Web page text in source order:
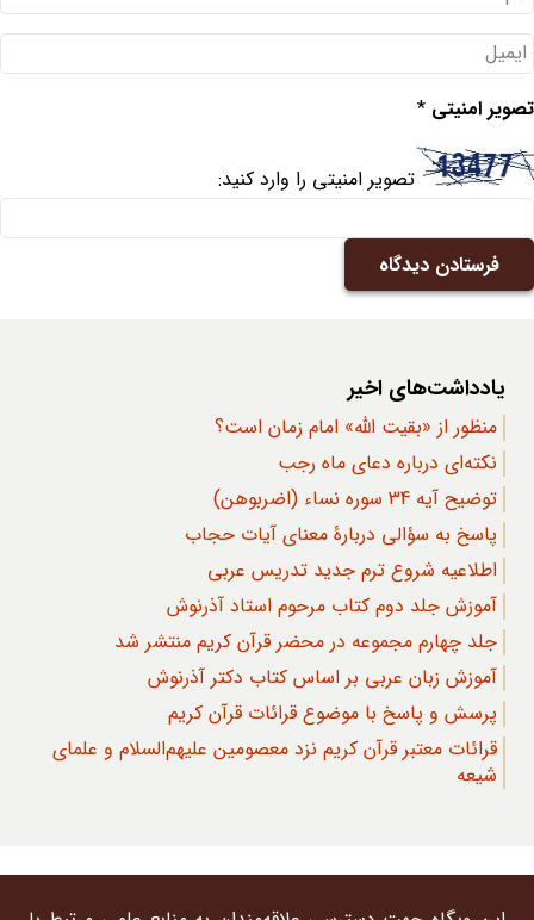
تصویر امنیتی *
تصویر امنیتی را وارد کنید:
فرستادن دیدگاه
یادداشت‌های اخیر
منظور از «بقیت الله» امام زمان است؟
نکته‌ای درباره دعای ماه رجب
توضیح آیه 34 سوره نساء (اضربوهن)
پاسخ به سؤالی دربارۀ معنای آیات حجاب
اطلاعیه شروع ترم جدید تدریس عربی
آموزش جلد دوم کتاب مرحوم استاد آذرنوش
جلد چهارم مجموعه در محضر قرآن کریم منتشر شد
آموزش زبان عربی بر اساس کتاب دکتر آذرنوش
پرسش و پاسخ با موضوع قرائات قرآن کریم
قرائات معتبر قرآن کریم نزد معصومین علیهم‌السلام و علمای
شیعه